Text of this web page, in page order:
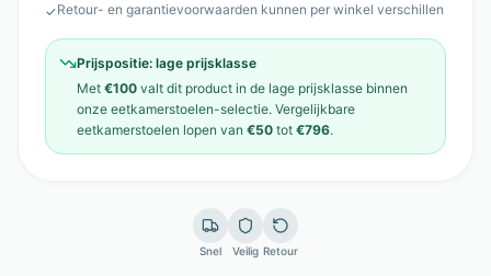
✓Retour- en garantievoorwaarden kunnen per winkel verschillen
Prijspositie: lage prijsklasse
Met €100 valt dit product in de lage prijsklasse binnen
onze eetkamerstoelen-selectie. Vergelijkbare
eetkamerstoelen lopen van €50 tot €796.
Snel Veilig Retour